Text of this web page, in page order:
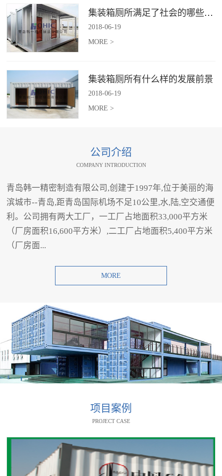
集装箱厕所满足了社会的哪些需求
2018-06-19
MORE >
集装箱厕所有什么样的发展前景
2018-06-19
MORE >
公司介绍
COMPANY INTRODUCTION
青岛韩一精密制造有限公司,创建于1997年,位于美丽的海
滨城市--青岛,距青岛国际机场不足10公里,水,陆,空交通便
利。公司拥有两大工厂，一工厂占地面积33,000平方米
（厂房面积16,600平方米）,二工厂占地面积5,400平方米
（厂房面...
MORE
项目案例
PROJECT CASE